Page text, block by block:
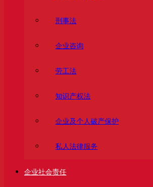
刑事法
企业咨询
劳工法
知识产权法
企业及个人破产保护
私人法律服务
企业社会责任